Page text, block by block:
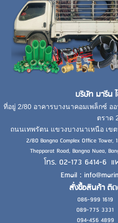
บริษัท มารีน
ที่อยู่ 2/80 อาคารบางนาคอมเพล็กซ์ อ
ตราด
ถนนเทพรัตน แขวงบางนาเหนือ เข
2/80 Bangna Complex Office Tower,
Thepparat Road, Bangna Nuea,
โทร. 02-173 6414-6
Email :
สั่งซื้อสินค้า ติ
086-999
089-775
094-456